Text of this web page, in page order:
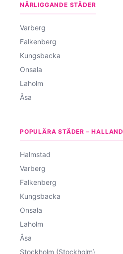
NÄRLIGGANDE STÄDER
Varberg
Falkenberg
Kungsbacka
Onsala
Laholm
Åsa
POPULÄRA STÄDER – HALLAND
Halmstad
Varberg
Falkenberg
Kungsbacka
Onsala
Laholm
Åsa
Stockholm (Stockholm)